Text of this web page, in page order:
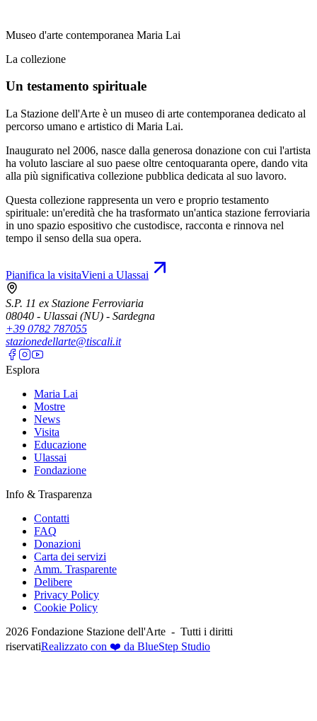
Museo d'arte contemporanea Maria Lai
La collezione
Un testamento spirituale
La Stazione dell'Arte è un museo di arte contemporanea dedicato al
percorso umano e artistico di Maria Lai.
Inaugurato nel 2006, nasce dalla generosa donazione con cui l'artista
ha voluto lasciare al suo paese oltre centoquaranta opere, dando vita
alla più significativa collezione pubblica dedicata al suo lavoro.
Questa collezione rappresenta un vero e proprio testamento
spirituale: un'eredità che ha trasformato un'antica stazione ferroviaria
in uno spazio espositivo che custodisce, racconta e rinnova nel
tempo il senso della sua opera.
Pianifica la visitaVieni a Ulassai
S.P. 11 ex Stazione Ferroviaria
08040 - Ulassai (NU) - Sardegna
+39 0782 787055
stazionedellarte@tiscali.it
Esplora
Maria Lai
Mostre
News
Visita
Educazione
Ulassai
Fondazione
Info & Trasparenza
Contatti
FAQ
Donazioni
Carta dei servizi
Amm. Trasparente
Delibere
Privacy Policy
Cookie Policy
2026 Fondazione Stazione dell'Arte - Tutti i diritti
riservatiRealizzato con ❤️ da BlueStep Studio